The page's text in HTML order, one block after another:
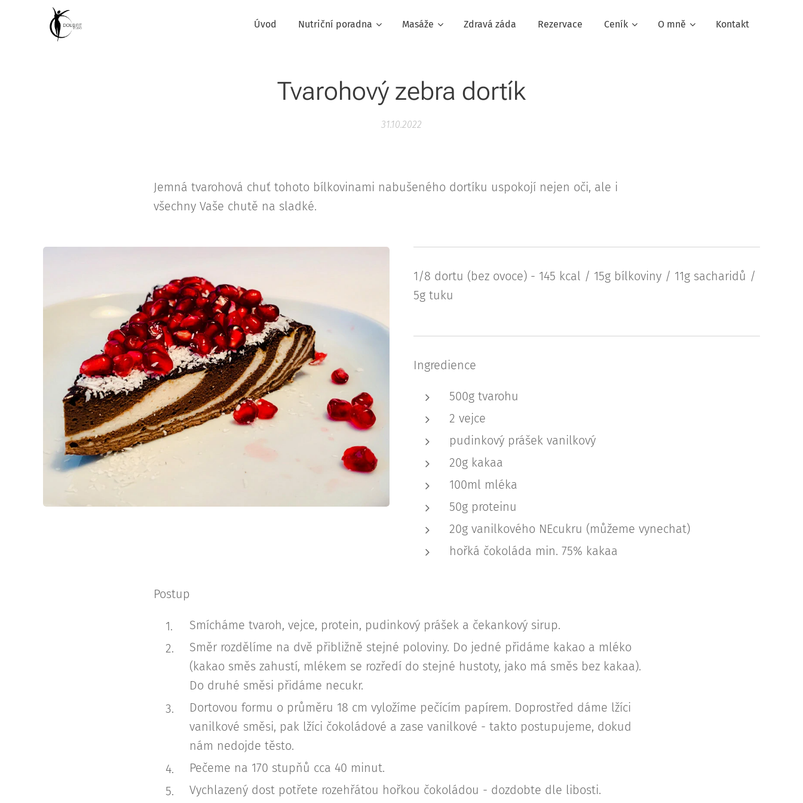
Úvod Nutriční poradna Masáže Zdravá záda Rezervace Ceník O mně Kontakt
Tvarohový zebra dortík
31.10.2022
Jemná tvarohová chuť tohoto bílkovinami nabušeného dortíku uspokojí nejen oči, ale i
všechny Vaše chutě na sladké.
1/8 dortu (bez ovoce) - 145 kcal / 15g bílkoviny / 11g sacharidů /
5g tuku
Ingredience
500g tvarohu
2 vejce
pudinkový prášek vanilkový
20g kakaa
100ml mléka
50g proteinu
20g vanilkového NEcukru (můžeme vynechat)
hořká čokoláda min. 75% kakaa
Postup
Smícháme tvaroh, vejce, protein, pudinkový prášek a čekankový sirup.
Směr rozdělíme na dvě přibližně stejné poloviny. Do jedné přidáme kakao a mléko
(kakao směs zahustí, mlékem se rozředí do stejné hustoty, jako má směs bez kakaa).
Do druhé směsi přidáme necukr.
Dortovou formu o průměru 18 cm vyložíme pečícím papírem. Doprostřed dáme lžíci
vanilkové směsi, pak lžíci čokoládové a zase vanilkové - takto postupujeme, dokud
nám nedojde těsto.
Pečeme na 170 stupňů cca 40 minut.
Vychlazený dost potřete rozehřátou hořkou čokoládou - dozdobte dle libosti.